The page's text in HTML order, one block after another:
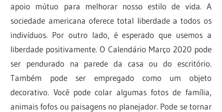
apoio mútuo para melhorar nosso estilo de vida. A
sociedade americana oferece total liberdade a todos os
indivíduos. Por outro lado, é esperado que usemos a
liberdade positivamente. O Calendário Março 2020 pode
ser pendurado na parede da casa ou do escritório.
Também pode ser empregado como um objeto
decorativo. Você pode colar algumas fotos de família,
animais fofos ou paisagens no planejador. Pode se tornar